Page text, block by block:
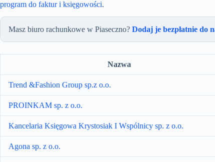
program do faktur i księgowości.
Masz biuro rachunkowe w Piaseczno? Dodaj je bezpłatnie do
Nazwa
Trend &Fashion Group sp.z o.o.
PROINKAM sp. z o.o.
Kancelaria Księgowa Krystosiak I Wspólnicy sp. z o.o.
Agona sp. z o.o.